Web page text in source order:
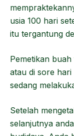
usia 100 hari
itu tergantung
Pemetikan
atau di sore hari
sedang
Setelah
selanjutnya